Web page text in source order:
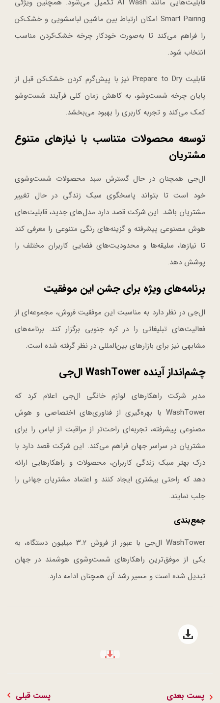
قابلیت‌هایی مانند AI Wash تکمیل می‌شود. همچنین ویژگی
Smart Pairing امکان ارتباط بین ماشین لباسشویی و خشک‌کن
را فراهم می‌کند تا به‌صورت خودکار چرخه خشک‌کردن مناسب
انتخاب شود.
قابلیت Prepare to Dry نیز با پیش‌گرم کردن خشک‌کن قبل از
پایان چرخه شست‌وشو، به کاهش زمان کلی فرآیند شست‌وشو
کمک می‌کند و تجربه کاربری را بهبود می‌بخشد.
توسعه محصولات متناسب با نیازهای متنوع
مشتریان
ال‌جی همچنان در حال گسترش سبد محصولات شست‌وشوی
خود است تا بتواند پاسخگوی سبک زندگی در حال تغییر
مشتریان باشد. این شرکت قصد دارد مدل‌های جدید، قابلیت‌های
هوش مصنوعی پیشرفته و گزینه‌های رنگی متنوعی را معرفی کند
تا نیازها، سلیقه‌ها و محدودیت‌های فضایی کاربران مختلف را
پوشش دهد.
برنامه‌های ویژه برای جشن این موفقیت
ال‌جی در نظر دارد به مناسبت این موفقیت فروش، مجموعه‌ای از
فعالیت‌های تبلیغاتی را در کره جنوبی برگزار کند. برنامه‌های
مشابهی نیز برای بازارهای بین‌المللی در نظر گرفته شده است.
چشم‌انداز آینده WashTower ال‌جی
مدیر شرکت راهکارهای لوازم خانگی ال‌جی اعلام کرد که
WashTower با بهره‌گیری از فناوری‌های اختصاصی و هوش
مصنوعی پیشرفته، تجربه‌ای راحت‌تر از مراقبت از لباس را برای
مشتریان در سراسر جهان فراهم می‌کند. این شرکت قصد دارد با
درک بهتر سبک زندگی کاربران، محصولات و راهکارهایی ارائه
دهد که راحتی بیشتری ایجاد کنند و اعتماد مشتریان جهانی را
جلب نمایند.
جمع‌بندی
WashTower ال‌جی با عبور از فروش ۳.۲ میلیون دستگاه، به
یکی از موفق‌ترین راهکارهای شست‌وشوی هوشمند در جهان
تبدیل شده است و مسیر رشد آن همچنان ادامه دارد.
Open file download list
پست قبلی پست بعدی